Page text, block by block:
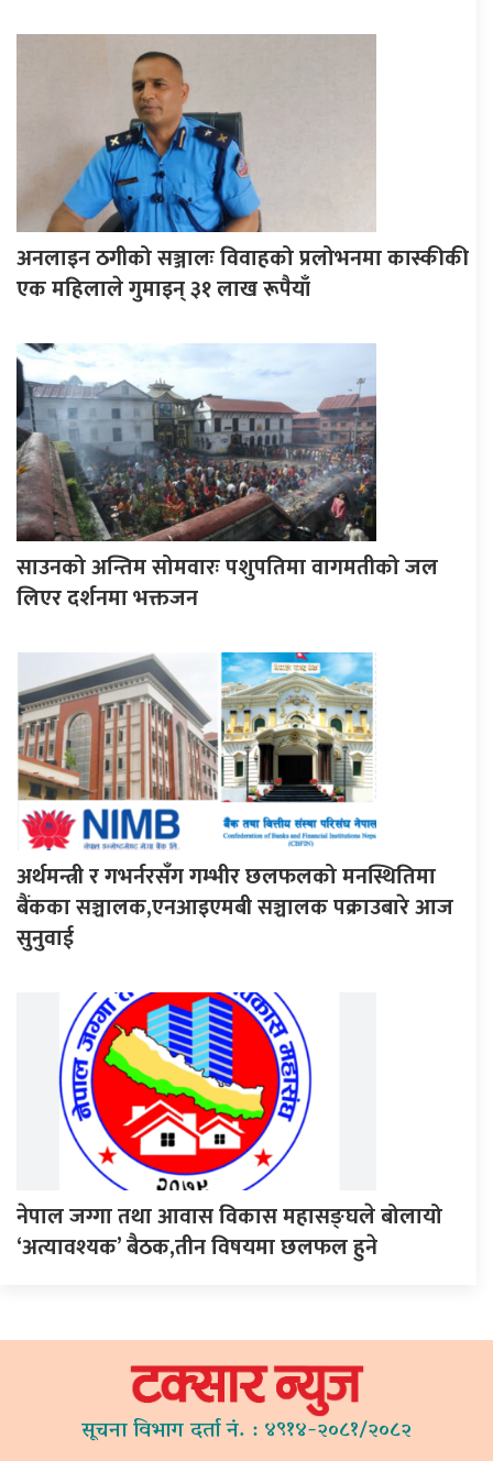
अनलाइन ठगीको सञ्जालः विवाहको प्रलोभनमा कास्कीकी
एक महिलाले गुमाइन् ३१ लाख रूपैयाँ
साउनको अन्तिम सोमवारः पशुपतिमा वागमतीको जल
लिएर दर्शनमा भक्तजन
अर्थमन्त्री र गभर्नरसँग गम्भीर छलफलको मनस्थितिमा
बैंकका सञ्चालक,एनआइएमबी सञ्चालक पक्राउबारे आज
सुनुवाई
नेपाल जग्गा तथा आवास विकास महासङ्घले बोलायो
‘अत्यावश्यक’ बैठक,तीन विषयमा छलफल हुने
सूचना विभाग दर्ता नं. : ४९१४-२०८१/२०८२